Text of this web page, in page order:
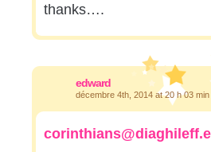
thanks….
edward
décembre 4th, 2014 at 20 h 03 min